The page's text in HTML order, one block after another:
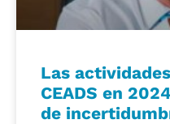
Las
CEADS en
de